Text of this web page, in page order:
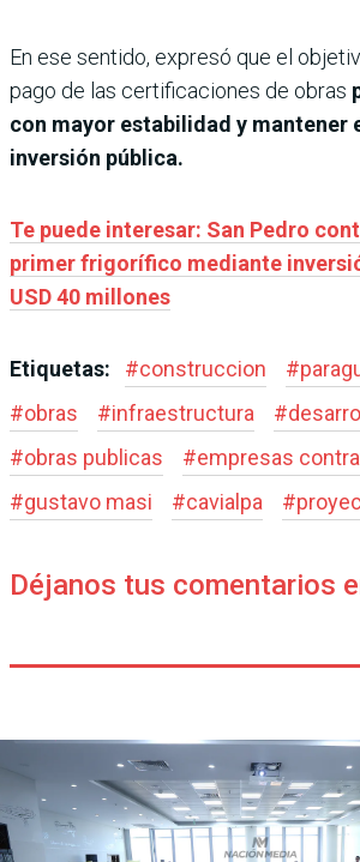
En ese sentido, expresó que el
pago de las certificaciones de obras
con mayor estabilidad y mantener
inversión pública.
Te puede interesar: San Pedro
primer frigorífico mediante
USD 40 millones
Etiquetas: #construccion #
#obras #infraestructura #
#obras publicas #empresas
#gustavo masi #cavialpa #
Déjanos tus comentarios